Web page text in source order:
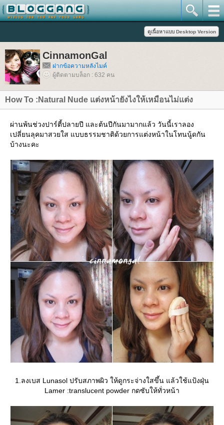
CinnamonGal
ฝากข้อความหลังไมค์
ผู้ติดตามบล็อก : 632 คน
How To :Natural Nude แต่งหน้ายังไงให้เหมือนไม่แต่ง
ผ่านพ้นช่วงปาร์ตี้ปลายปี และต้นปีกันมามากแล้ว วันนี้เราลอง
เปลี่ยนลุคมาสวยใส แบบธรรมชาติด้วยการแต่งหน้าในโทนนู้ดกัน
บ้างนะคะ
1.ลงเบส Lunasol ปรับสภาพผิว ให้ดูกระจ่างใสขึ้น แล้วใช้แป้งฝุ่น
Lamer :translucent powder กดซับให้ทั่วหน้า